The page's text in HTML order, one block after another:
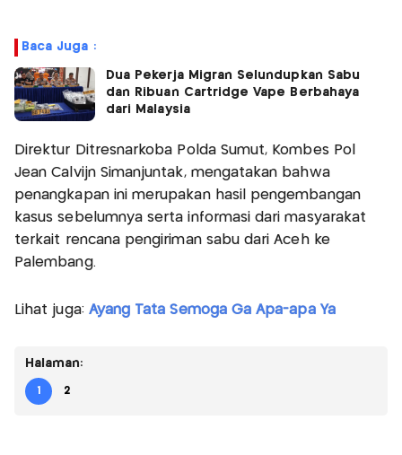
Baca Juga :
Dua Pekerja Migran Selundupkan Sabu
dan Ribuan Cartridge Vape Berbahaya
dari Malaysia
Direktur Ditresnarkoba Polda Sumut, Kombes Pol
Jean Calvijn Simanjuntak, mengatakan bahwa
penangkapan ini merupakan hasil pengembangan
kasus sebelumnya serta informasi dari masyarakat
terkait rencana pengiriman sabu dari Aceh ke
Palembang.
Lihat juga: Ayang Tata Semoga Ga Apa-apa Ya
Halaman:
1 2